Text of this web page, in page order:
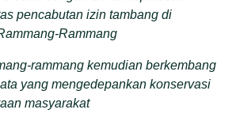
pencabutan izin tambang di
Rammang
rammang kemudian berkembang
yang mengedepankan konservasi
masyarakat